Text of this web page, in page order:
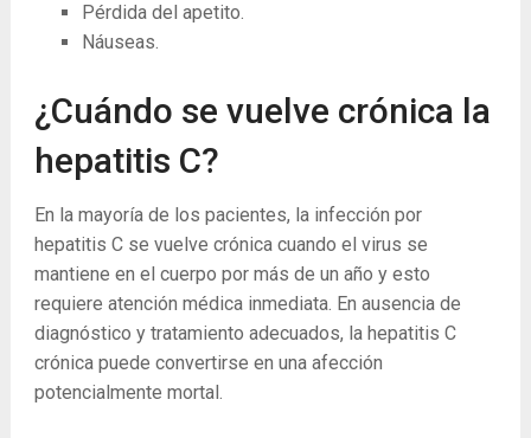
Pérdida del apetito.
Náuseas.
¿Cuándo se vuelve crónica la
hepatitis C?
En la mayoría de los pacientes, la infección por
hepatitis C se vuelve crónica cuando el virus se
mantiene en el cuerpo por más de un año y esto
requiere atención médica inmediata. En ausencia de
diagnóstico y tratamiento adecuados, la hepatitis C
crónica puede convertirse en una afección
potencialmente mortal.